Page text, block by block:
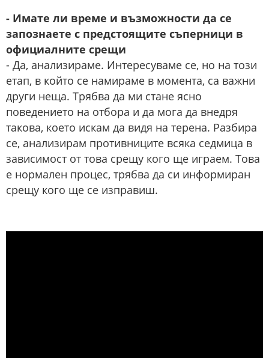
- Имате ли време и възможности да се
запознаете с предстоящите съперници в
официалните срещи
- Да, анализираме. Интересуваме се, но на този
етап, в който се намираме в момента, са важни
други неща. Трябва да ми стане ясно
поведението на отбора и да мога да внедря
такова, което искам да видя на терена. Разбира
се, анализирам противниците всяка седмица в
зависимост от това срещу кого ще играем. Това
е нормален процес, трябва да си информиран
срещу кого ще се изправиш.